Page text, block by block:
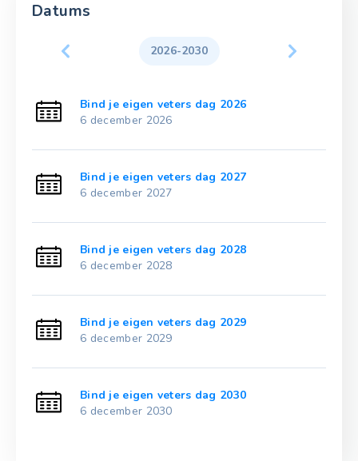
Datums
2026-2030
Bind je eigen veters dag 2026
6 december 2026
Bind je eigen veters dag 2027
6 december 2027
Bind je eigen veters dag 2028
6 december 2028
Bind je eigen veters dag 2029
6 december 2029
Bind je eigen veters dag 2030
6 december 2030